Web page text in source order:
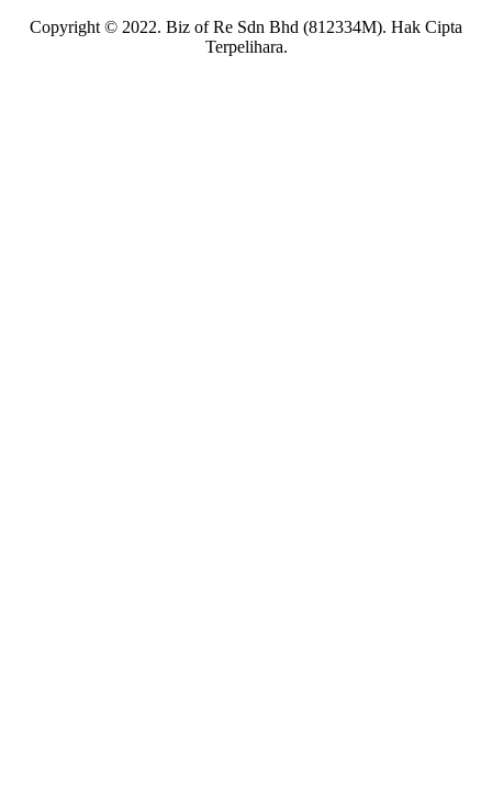
Copyright © 2022. Biz of Re Sdn Bhd (812334M). Hak Cipta
Terpelihara.